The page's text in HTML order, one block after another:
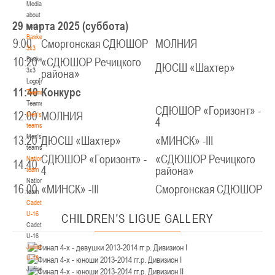
Media
about
basketball
Basketball
3x3
Basketball
3x3
Logo[modid=121]
Teams
Teams
Men's
teams
Men's
teams
National
team
National
team
Cadets
U-16
Cadets
U-16
Juniors
U-18
Juniors
U-12
IV тур – юноши 2014-2015 гг.р., Дивизион 2, 21-22 марта 2026 г., г. Минск, ул.
Уральская 3А
18-19.03.2026
, девушки
IV тур – девушки 2010-2011 гг.р., дивизион 2, 18-19 марта 2026 г., г. Брест, ул.
ул. Ленинградская, 4
17-18.03.2026
Гродно
IV тур – девушки 2012-2013 гг.р., дивизион 2, 17-18 марта 2026 г., г. Гродно,
ул. Врублевского, 92
Минск
U-16, девушки
III тур – девушки 2010-2011 гг.р., Дивизион 1, 14-15 марта 2026 г., г. Минск, ул.
29 марта 2025 (суббота)
9:00
Сморгонская СДЮШОР
МОЛНИЯ
10:20«СДЮШОР Речицкого
района»
ДЮСШ «Шахтер»
11:40 Конкурс
12:00 МОЛНИЯ
СДЮШОР «Горизонт» -
4
13:20 ДЮСШ «Шахтер»
«МИНСК» -III
14.40 СДЮШОР «Горизонт» -
4
«СДЮШОР Речицкого
района»
16.00 «МИНСК» -III Сморгонская СДЮШОР
CHILDREN'S LIGUE GALLERY